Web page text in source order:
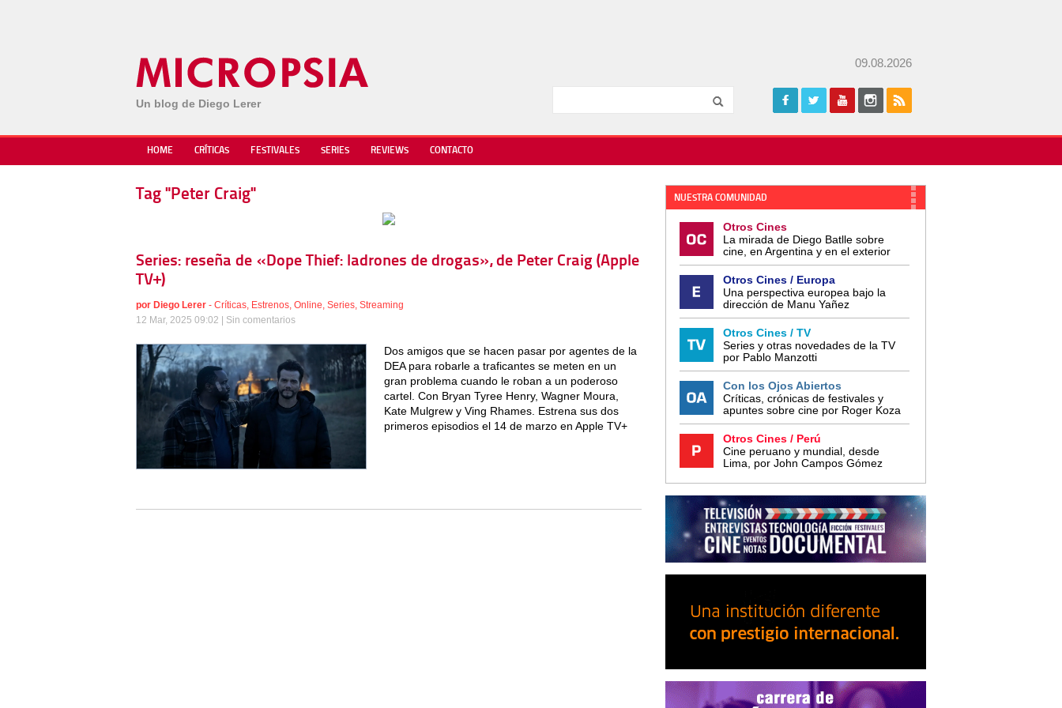
Un blog de Diego Lerer
09.08.2026
HOME CRÍTICAS FESTIVALES SERIES REVIEWS CONTACTO
Tag "Peter Craig"
Series: reseña de «Dope Thief: ladrones de drogas», de Peter Craig (Apple
TV+)
por Diego Lerer - Críticas, Estrenos, Online, Series, Streaming
12 Mar, 2025 09:02 | Sin comentarios
Dos amigos que se hacen pasar por agentes de la
DEA para robarle a traficantes se meten en un
gran problema cuando le roban a un poderoso
cartel. Con Bryan Tyree Henry, Wagner Moura,
Kate Mulgrew y Ving Rhames. Estrena sus dos
primeros episodios el 14 de marzo en Apple TV+
NUESTRA COMUNIDAD
Otros Cines
La mirada de Diego Batlle sobre
cine, en Argentina y en el exterior
Otros Cines / Europa
Una perspectiva europea bajo la
dirección de Manu Yañez
Otros Cines / TV
Series y otras novedades de la TV
por Pablo Manzotti
Con los Ojos Abiertos
Críticas, crónicas de festivales y
apuntes sobre cine por Roger Koza
Otros Cines / Perú
Cine peruano y mundial, desde
Lima, por John Campos Gómez